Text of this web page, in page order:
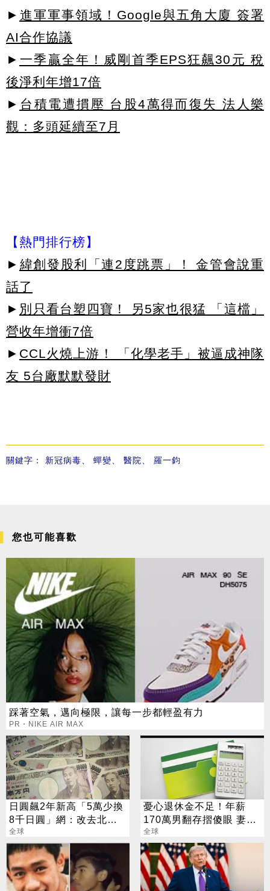
► 進軍軍事領域！Google與五角大廈 簽署
AI合作協議
► 一季贏全年！威剛首季EPS狂飆30元 稅
後淨利年增17倍
► 台積電遭摜壓 台股4萬得而復失 法人樂
觀：多頭延續至7月
【熱門排行榜】
► 緯創發股利「連2度跳票」！ 金管會說重
話了
► 別只看台塑四寶！ 另5家也很猛 「這檔」
營收年增衝7倍
► CCL火燒上游！ 「化學老手」被逼成神隊
友 5台廠默默發財
關鍵字： 新冠病毒 蟬變 醫院 羅一鈞
您也可能喜歡
踩著空氣，邁向極限，讓每一步都輕盈有力
PR・NIKE AIR MAX
日圓飆2年新高「5萬少換
8千日圓」網：改去北海
岸
全球
憂心退休金不足！年薪
170萬男翻存摺傻眼 妻子
1句話他沉默
全球